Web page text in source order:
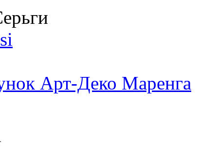
Арт-Деко Маренга